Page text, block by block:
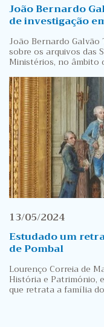
João Bernardo
de investigação
João Bernardo
sobre os arquivos das
Ministérios, no âmbito
13/05/2024
Estudado um
de Pombal
Lourenço Correia de
História e Património,
que retrata a família